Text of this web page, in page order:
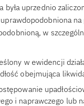
była uprzednio
uprawdopodobniona
w
w ewidencji
obejmująca
i naprawczego lub